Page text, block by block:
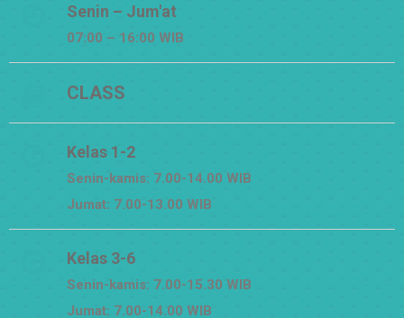
Senin – Jum'at
07:00 – 16:00 WIB
CLASS
Kelas 1-2
Senin-kamis: 7.00-14.00 WIB
Jumat: 7.00-13.00 WIB
Kelas 3-6
Senin-kamis: 7.00-15.30 WIB
Jumat: 7.00-14.00 WIB